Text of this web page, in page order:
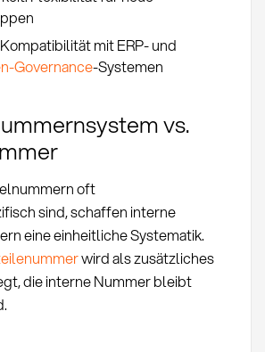
mit ERP- und
Governance-Systemen
vs.
oft
sind, schaffen interne
eine einheitliche Systematik.
wird als zusätzliches
die interne Nummer bleibt